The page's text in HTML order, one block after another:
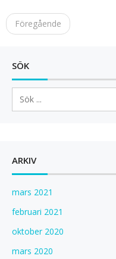
o
s
n
a
o
n
Föregående
SÖK
ARKIV
mars 2021
februari 2021
oktober 2020
mars 2020